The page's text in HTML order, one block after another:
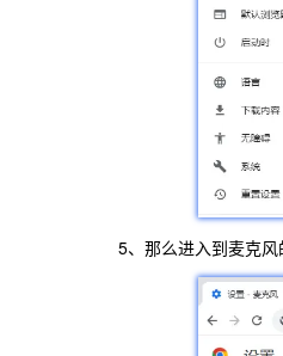
5、那么进入到麦克